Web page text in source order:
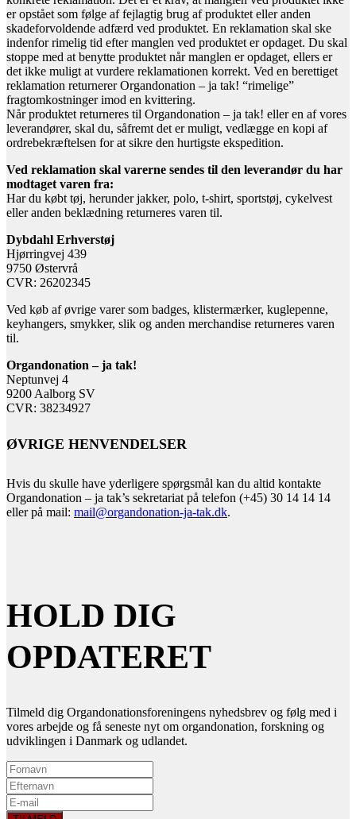
er opstået som følge af fejlagtig brug af produktet eller anden
skadeforvoldende adfærd ved produktet. En reklamation skal ske
indenfor rimelig tid efter manglen ved produktet er opdaget. Du skal
stoppe med at benytte produktet når manglen er opdaget, ellers er
det ikke muligt at vurdere reklamationen korrekt. Ved en berettiget
reklamation returnerer Organdonation – ja tak! “rimelige”
fragtomkostninger imod en kvittering.
Når produktet returneres til Organdonation – ja tak! eller en af vores
leverandører, skal du, såfremt det er muligt, vedlægge en kopi af
ordrebekræftelsen for at sikre den hurtigste ekspedition.
Ved reklamation skal varerne sendes til den leverandør du har
modtaget varen fra:
Har du købt tøj, herunder jakker, polo, t-shirt, sportstøj, cykelvest
eller anden beklædning returneres varen til.
Dybdahl Erhverstøj
Hjørringvej 439
9750 Østervrå
CVR: 26202345
Ved køb af øvrige varer som badges, klistermærker, kuglepenne,
keyhangers, smykker, slik og anden merchandise returneres varen
til.
Organdonation – ja tak!
Neptunvej 4
9200 Aalborg SV
CVR: 38234927
ØVRIGE HENVENDELSER
Hvis du skulle have yderligere spørgsmål kan du altid kontakte
Organdonation – ja tak’s sekretariat på telefon (+45) 30 14 14 14
eller på mail: mail@organdonation-ja-tak.dk.
HOLD DIG
OPDATERET
Tilmeld dig Organdonationsforeningens nyhedsbrev og følg med i
vores arbejde og få seneste nyt om organdonation, forskning og
udviklingen i Danmark og udlandet.